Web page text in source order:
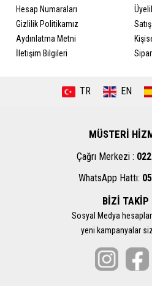
Hesap Numaraları
Gizlilik Politikamız
Aydınlatma Metni
İletişim Bilgileri
TR EN
MÜSTERİ
Çağrı Merkezi :
WhatsApp Hattı:
BİZİ TAKİP
Sosyal Medya
yeni kampanyalar